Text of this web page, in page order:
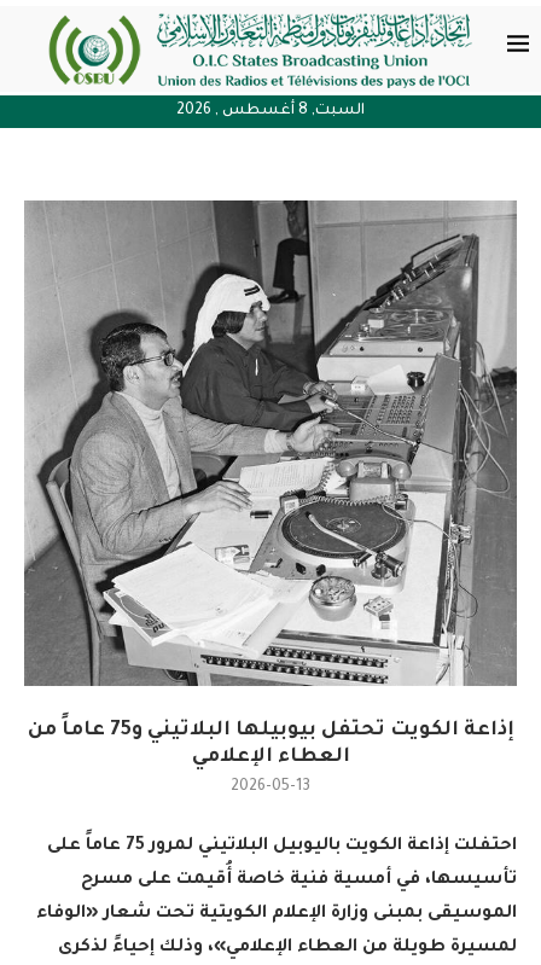
السبت, 8 أغسطس , 2026
إذاعة الكويت تحتفل بيوبيلها البلاتيني و75 عاماً من
العطاء الإعلامي
2026-05-13
احتفلت إذاعة الكويت باليوبيل البلاتيني لمرور 75 عاماً على
تأسيسها، في أمسية فنية خاصة أُقيمت على مسرح
الموسيقى بمبنى وزارة الإعلام الكويتية تحت شعار «الوفاء
لمسيرة طويلة من العطاء الإعلامي»، وذلك إحياءً لذكرى